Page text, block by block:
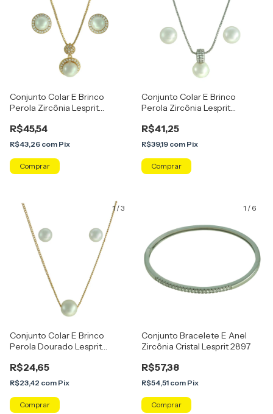
Conjunto Colar E Brinco
Perola Zircônia Lesprit
R$45,54
R$43,26 com Pix
Comprar
Conjunto Colar E Brinco
Perola Zircônia Lesprit
R$41,25
R$39,19 com Pix
Comprar
1/3
Conjunto Colar E Brinco
Perola Dourado Lesprit
R$24,65
R$23,42 com Pix
1 / 6
Conjunto Bracelete E Anel
Zircônia Cristal Lesprit 2897
R$57,38
R$54,51 com Pix
Comprar